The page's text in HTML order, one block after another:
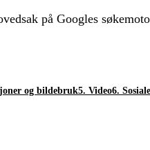
på Googles
og bildebruk5. Video6.